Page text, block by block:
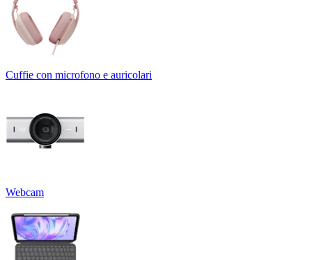
Cuffie con microfono e auricolari
Webcam